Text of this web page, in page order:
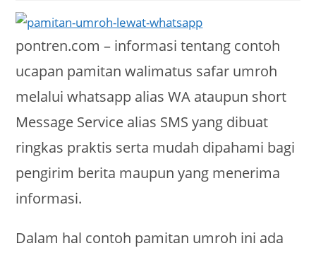
pontren.com – informasi tentang contoh
ucapan pamitan walimatus safar umroh
melalui whatsapp alias WA ataupun short
Message Service alias SMS yang dibuat
ringkas praktis serta mudah dipahami bagi
pengirim berita maupun yang menerima
informasi.
Dalam hal contoh pamitan umroh ini ada